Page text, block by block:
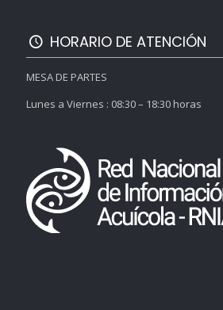
HORARIO DE ATENCIÓN
MESA DE PARTES
Lunes a Viernes : 08:30 – 18:30 horas